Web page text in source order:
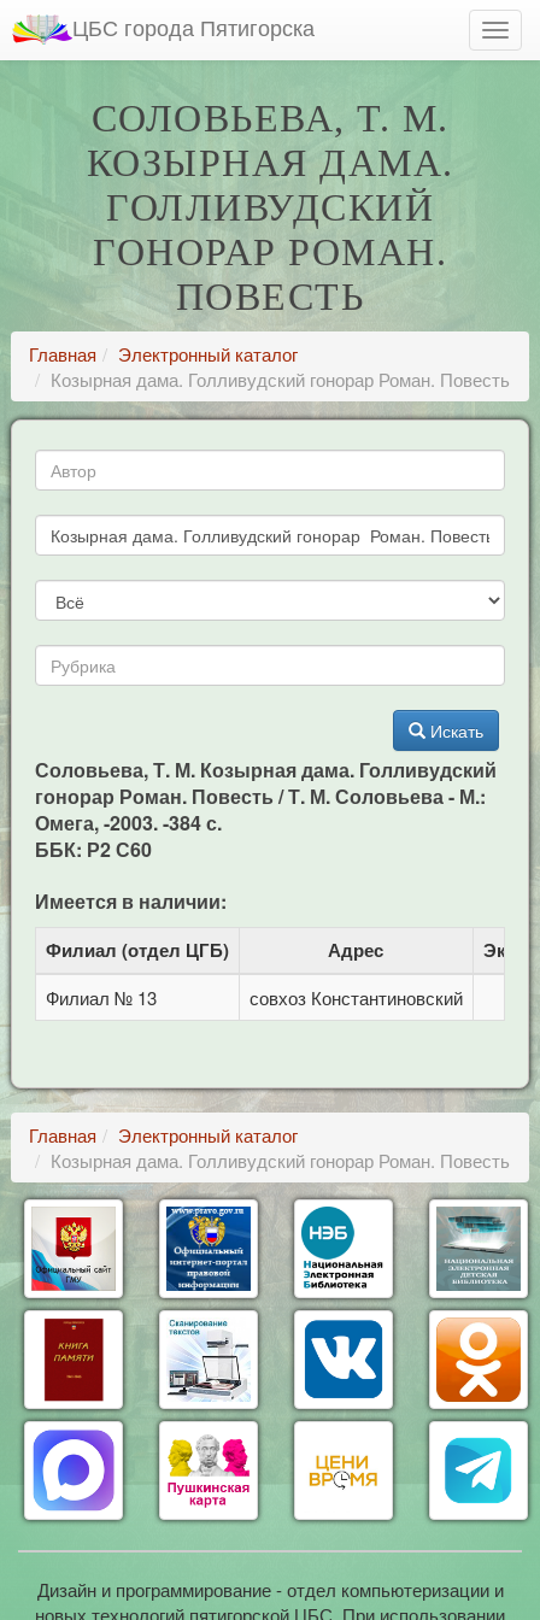
ЦБС города Пятигорска
СОЛОВЬЕВА, Т. М.
КОЗЫРНАЯ ДАМА.
ГОЛЛИВУДСКИЙ
ГОНОРАР РОМАН.
ПОВЕСТЬ
Главная
Электронный каталог
Козырная дама. Голливудский гонорар Роман. Повесть
Искать
Соловьева, Т. М. Козырная дама. Голливудский
гонорар Роман. Повесть / Т. М. Соловьева - М.:
Омега, -2003. -384 с.
ББК: Р2 С60
Имеется в наличии:
Филиал (отдел ЦГБ) Адрес
Филиал № 13 совхоз Константиновский
Главная
Электронный каталог
Козырная дама. Голливудский гонорар Роман. Повесть
Дизайн и программирование - отдел компьютеризации и